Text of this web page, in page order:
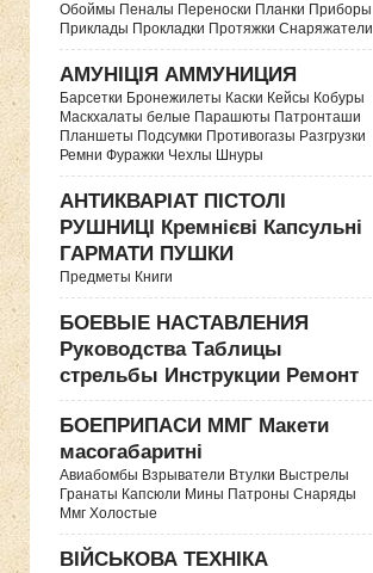
Обоймы Пеналы Переноски Планки Приборы
Приклады Прокладки Протяжки Снаряжатели
АМУНІЦІЯ АММУНИЦИЯ
Барсетки Бронежилеты Каски Кейсы Кобуры
Маскхалаты белые Парашюты Патронташи
Планшеты Подсумки Противогазы Разгрузки
Ремни Фуражки Чехлы Шнуры
АНТИКВАРІАТ ПІСТОЛІ
РУШНИЦІ Кремнієві Капсульні
ГАРМАТИ ПУШКИ
Предметы Книги
БОЕВЫЕ НАСТАВЛЕНИЯ
Руководства Таблицы
стрельбы Инструкции Ремонт
БОЕПРИПАСИ ММГ Макети
масогабаритні
Авиабомбы Взрыватели Втулки Выстрелы
Гранаты Капсюли Мины Патроны Снаряды
Ммг Холостые
ВІЙСЬКОВА ТЕХНІКА